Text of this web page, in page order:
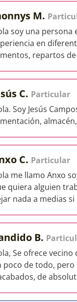
M.
soy una
en
repartos
C. Particular
Soy Jesús
C. Particular
me llamo Anxo
quiera alguien
nada a medias
B.
Se ofrece
poco de todo,
de